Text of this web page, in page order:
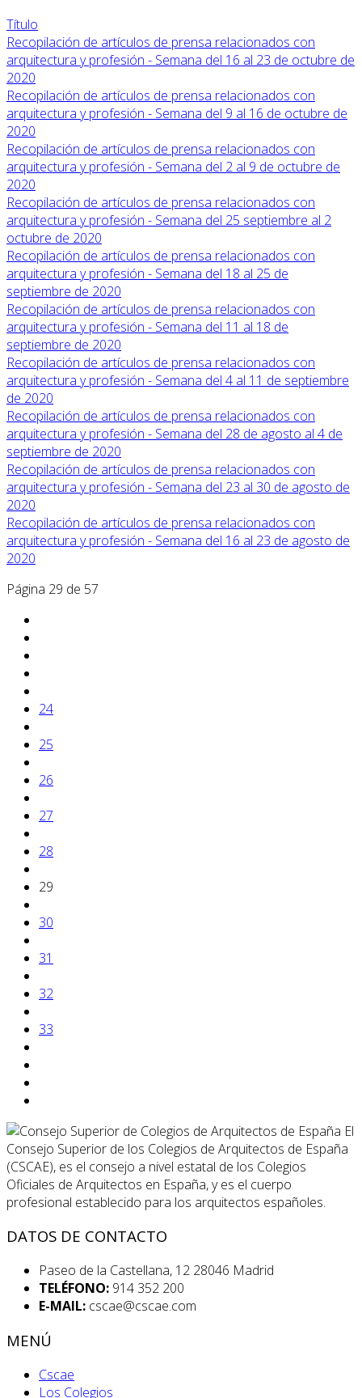
Título
Recopilación de artículos de prensa relacionados con
arquitectura y profesión - Semana del 16 al 23 de octubre de
2020
Recopilación de artículos de prensa relacionados con
arquitectura y profesión - Semana del 9 al 16 de octubre de
2020
Recopilación de artículos de prensa relacionados con
arquitectura y profesión - Semana del 2 al 9 de octubre de
2020
Recopilación de artículos de prensa relacionados con
arquitectura y profesión - Semana del 25 septiembre al 2
octubre de 2020
Recopilación de artículos de prensa relacionados con
arquitectura y profesión - Semana del 18 al 25 de
septiembre de 2020
Recopilación de artículos de prensa relacionados con
arquitectura y profesión - Semana del 11 al 18 de
septiembre de 2020
Recopilación de artículos de prensa relacionados con
arquitectura y profesión - Semana del 4 al 11 de septiembre
de 2020
Recopilación de artículos de prensa relacionados con
arquitectura y profesión - Semana del 28 de agosto al 4 de
septiembre de 2020
Recopilación de artículos de prensa relacionados con
arquitectura y profesión - Semana del 23 al 30 de agosto de
2020
Recopilación de artículos de prensa relacionados con
arquitectura y profesión - Semana del 16 al 23 de agosto de
2020
Página 29 de 57
24
25
26
27
28
29
30
31
32
33
El
Consejo Superior de los Colegios de Arquitectos de España
(CSCAE), es el consejo a nivel estatal de los Colegios
Oficiales de Arquitectos en España, y es el cuerpo
profesional establecido para los arquitectos españoles.
DATOS DE CONTACTO
Paseo de la Castellana, 12 28046 Madrid
TELÉFONO: 914 352 200
E-MAIL: cscae@cscae.com
MENÚ
Cscae
Los Colegios